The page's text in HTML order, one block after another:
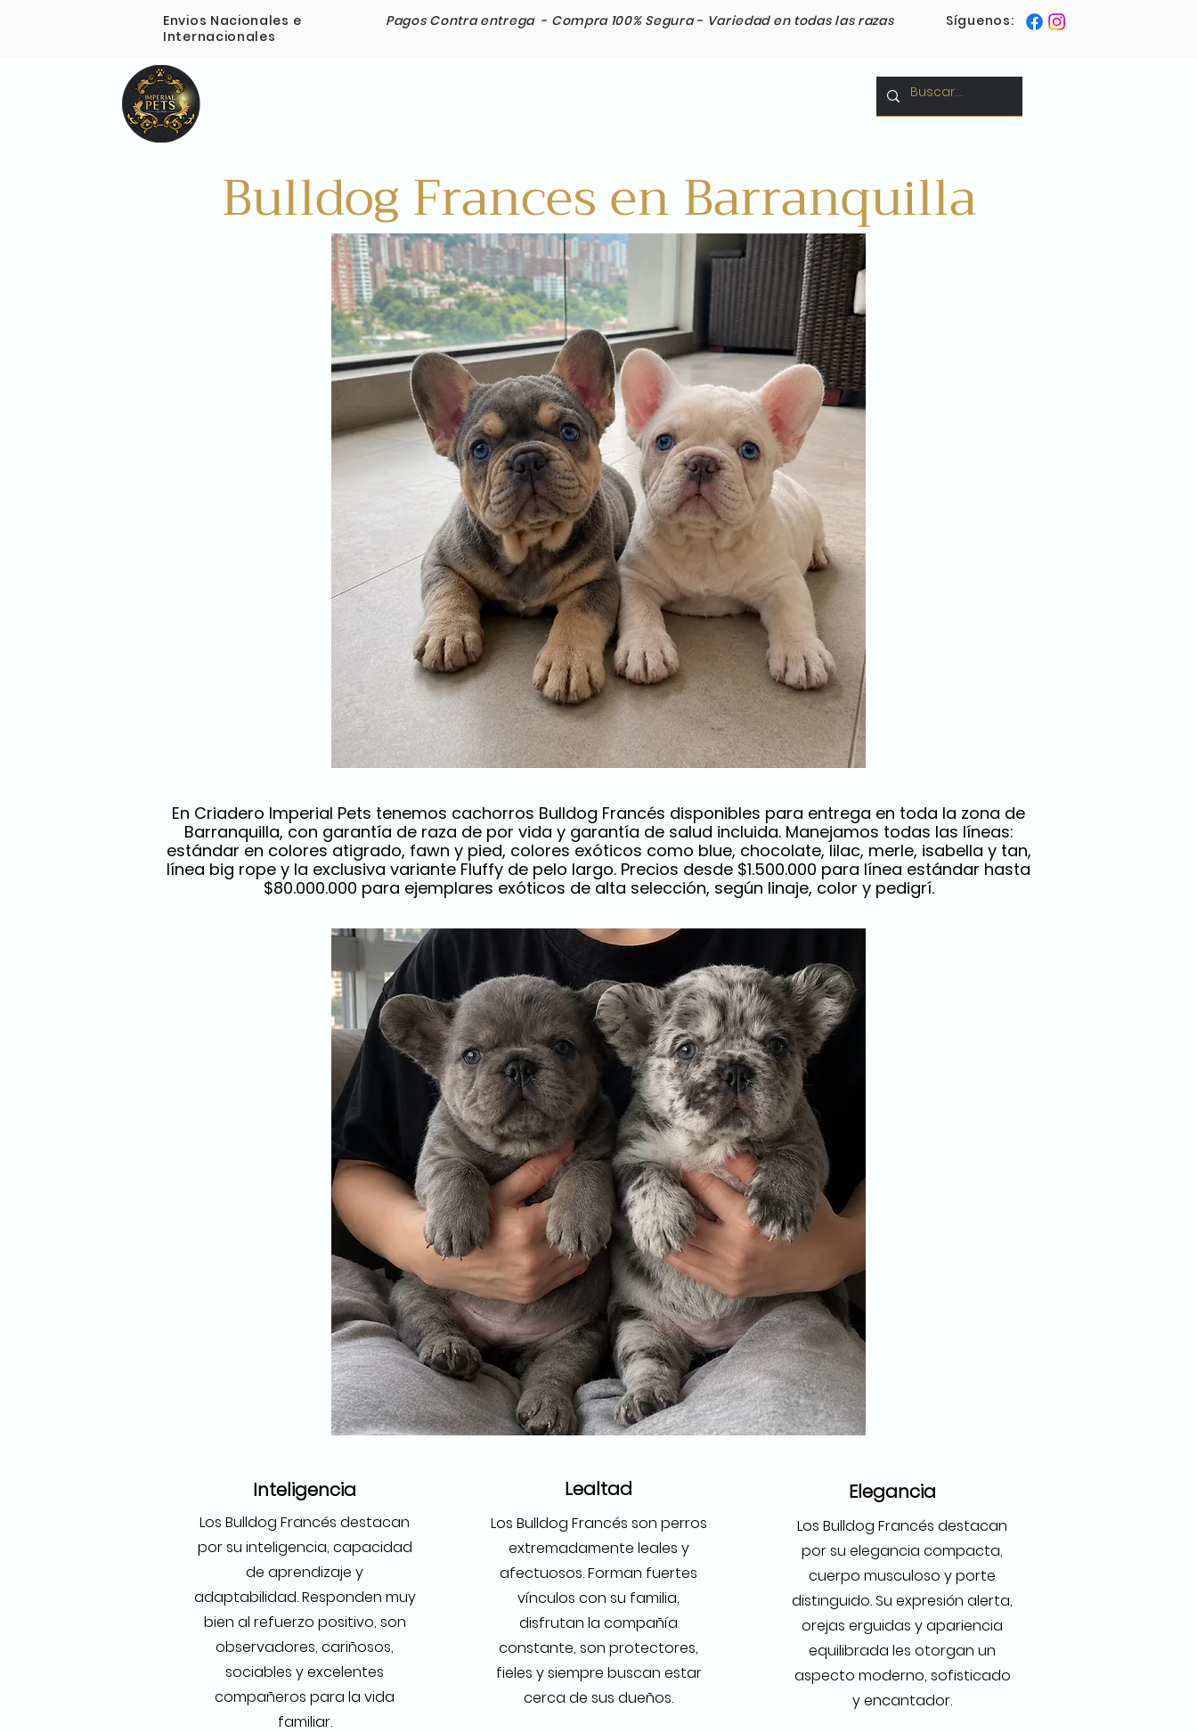
Envios Nacionales e
Internacionales
Pagos Contra entrega - Compra 100% Segura - Variedad en todas las razas Síguenos:
Bulldog Frances en Barranquilla
En Criadero Imperial Pets tenemos cachorros Bulldog Francés disponibles para entrega en toda la zona de
Barranquilla, con garantía de raza de por vida y garantía de salud incluida. Manejamos todas las líneas:
estándar en colores atigrado, fawn y pied, colores exóticos como blue, chocolate, lilac, merle, isabella y tan,
línea big rope y la exclusiva variante Fluffy de pelo largo. Precios desde $1.500.000 para línea estándar hasta
$80.000.000 para ejemplares exóticos de alta selección, según linaje, color y pedigrí.
Inteligencia
Los Bulldog Francés destacan
por su inteligencia, capacidad
de aprendizaje y
adaptabilidad. Responden muy
bien al refuerzo positivo, son
observadores, cariñosos,
sociables y excelentes
compañeros para la vida
familiar.
Lealtad
Los Bulldog Francés son perros
extremadamente leales y
afectuosos. Forman fuertes
vínculos con su familia,
disfrutan la compañía
constante, son protectores,
fieles y siempre buscan estar
cerca de sus dueños.
Elegancia
Los Bulldog Francés destacan
por su elegancia compacta,
cuerpo musculoso y porte
distinguido. Su expresión alerta,
orejas erguidas y apariencia
equilibrada les otorgan un
aspecto moderno, sofisticado
y encantador.